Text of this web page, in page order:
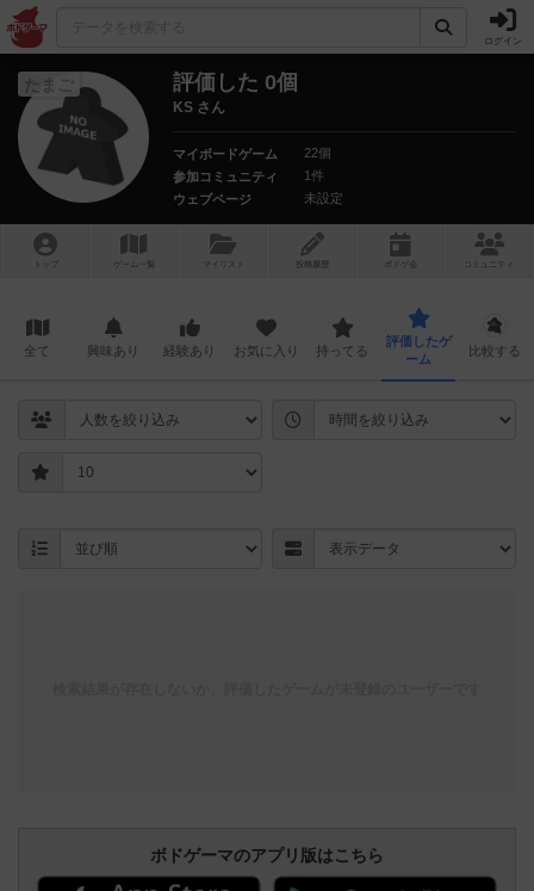
ログイン
たまご 評価した 0個
KS さん
マイボードゲーム
22個
参加コミュニティ
1件
ウェブページ
未設定
トップ ゲーム一覧 マイリスト 投稿履歴 ボ ドゲ コミュニティ
全て 興味あり 経験あり お気に入り 持ってる
評価したゲ
ーム
比較する
ボドゲーマのアプリ版はこちら